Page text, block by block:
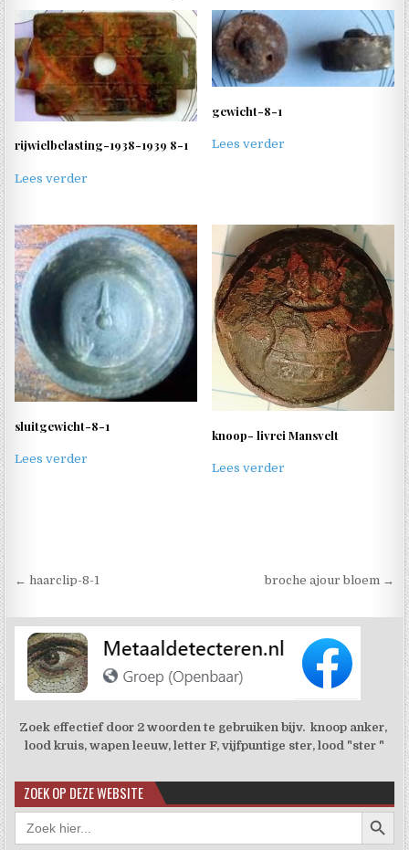
rijwielbelasting-1938-1939 8-1
Lees verder
gewicht-8-1
Lees verder
sluitgewicht-8-1
Lees verder
knoop- livrei Mansvelt
Lees verder
Berichtnavigatie
← haarclip-8-1 broche ajour bloem →
Zoek effectief door 2 woorden te gebruiken bijv. knoop anker,
lood kruis, wapen leeuw, letter F, vijfpuntige ster, lood "ster "
ZOEK OP DEZE WEBSITE
Zoek
naar: